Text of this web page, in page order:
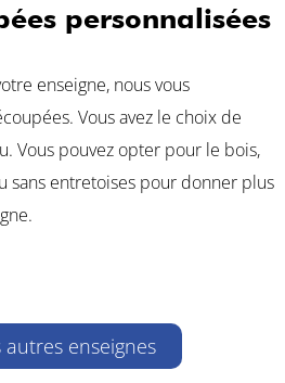
personnalisées
enseigne, nous vous
Vous avez le choix de
Vous pouvez opter pour le bois,
sans entretoises pour donner plus
autres enseignes